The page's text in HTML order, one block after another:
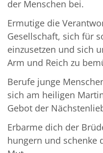
der Menschen bei.
Ermutige die
Gesellschaft, sich für
einzusetzen und sich
Arm und Reich zu
Berufe junge
sich am heiligen
Gebot der
Erbarme dich der
hungern und schenke